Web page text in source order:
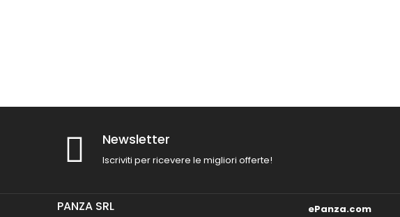
Newsletter
Iscriviti per ricevere le migliori offerte!
PANZA SRL
ePanza.com